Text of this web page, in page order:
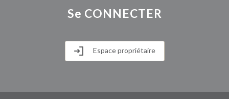
Se CONNECTER
Espace propriétaire